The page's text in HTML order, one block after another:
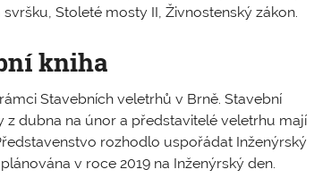
Stoleté mosty II, Živnostenský zákon.
kniha
Stavebních veletrhů v Brně. Stavební
dubna na únor a představitelé veletrhu mají
rozhodlo uspořádat Inženýrský
v roce 2019 na Inženýrský den.